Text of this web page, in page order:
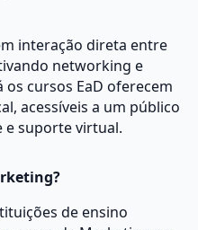
interação direta entre
networking e
cursos EaD oferecem
acessíveis a um público
e suporte virtual.
de ensino